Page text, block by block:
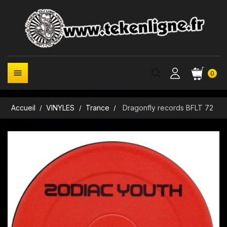
0

Accueil VINYLES Trance Dragonfly records BFLT 72